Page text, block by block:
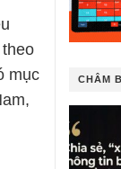
mục
CHÂM